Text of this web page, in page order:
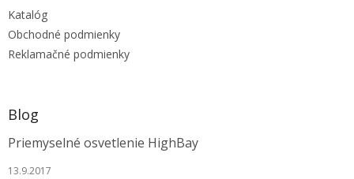
Katalóg
Obchodné podmienky
Reklamačné podmienky
Blog
Priemyselné osvetlenie HighBay
13.9.2017